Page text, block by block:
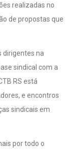
realizadas no
de propostas que
dirigentes na
sindical com a
RS está
e encontros
sindicais em
por todo o